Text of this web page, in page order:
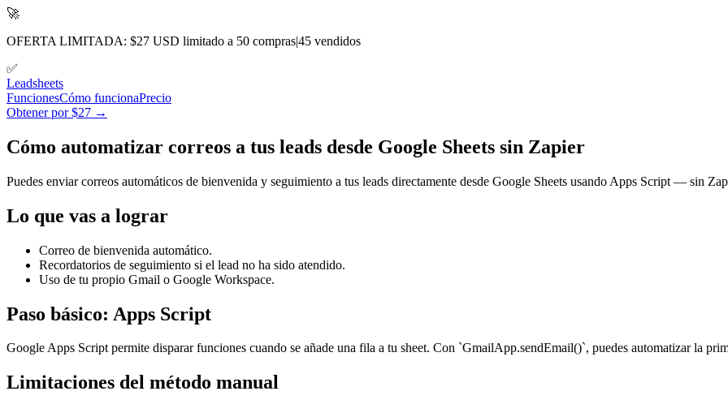
🚀
OFERTA LIMITADA: $27 USD limitado a 50 compras|45 vendidos
✅
Leadsheets
FuncionesCómo funcionaPrecio
Obtener por $27 →
Cómo automatizar correos a tus leads desde Google Sheets sin Zapier
Puedes enviar correos automáticos de bienvenida y seguimiento a tus leads directamente desde Google Sheets usando Apps Script — sin
Lo que vas a lograr
Correo de bienvenida automático.
Recordatorios de seguimiento si el lead no ha sido atendido.
Uso de tu propio Gmail o Google Workspace.
Paso básico: Apps Script
Google Apps Script permite disparar funciones cuando se añade una fila a tu sheet. Con `GmailApp.sendEmail()`, puedes automatizar la
Limitaciones del método manual